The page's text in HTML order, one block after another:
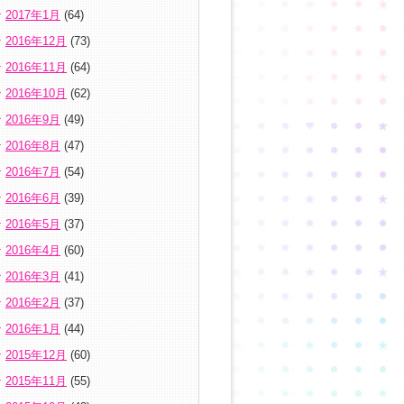
2017年1月 (64)
2016年12月 (73)
2016年11月 (64)
2016年10月 (62)
2016年9月 (49)
2016年8月 (47)
2016年7月 (54)
2016年6月 (39)
2016年5月 (37)
2016年4月 (60)
2016年3月 (41)
2016年2月 (37)
2016年1月 (44)
2015年12月 (60)
2015年11月 (55)